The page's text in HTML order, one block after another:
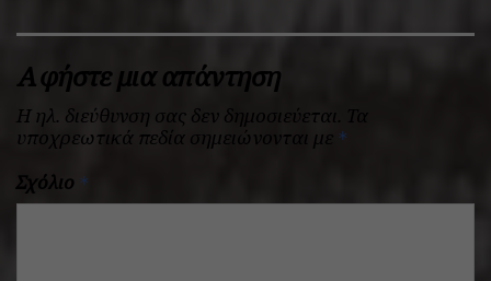
Αφήστε μια απάντηση
Η ηλ. διεύθυνση σας δεν δημοσιεύεται.
υποχρεωτικά πεδία σημειώνονται με *
Σχόλιο *